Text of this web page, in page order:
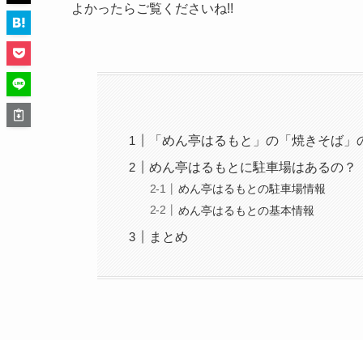
よかったらご覧くださいね!!
「めん亭はるもと」の「焼きそば
めん亭はるもとに駐車場はあるの？
めん亭はるもとの駐車場情報
めん亭はるもとの基本情報
まとめ